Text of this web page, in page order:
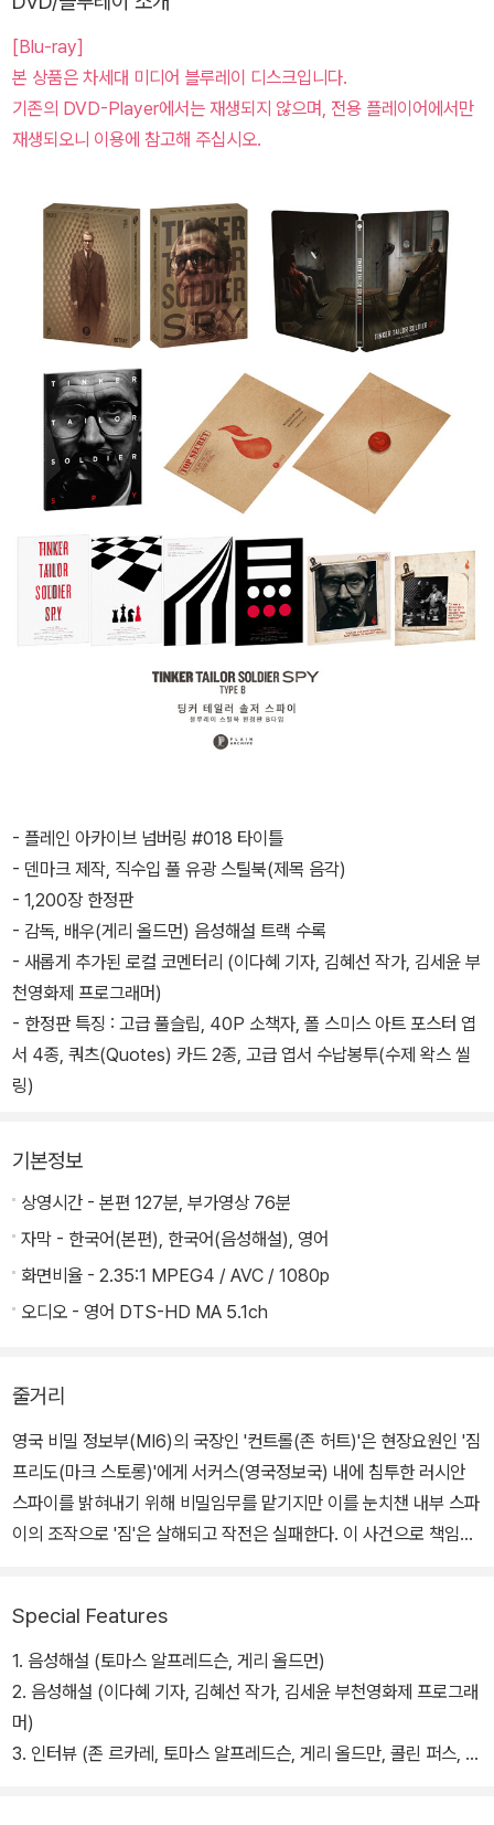
[Blu-ray]
본 상품은 차세대 미디어 블루레이 디스크입니다.
기존의 DVD-Player에서는 재생되지 않으며, 전용 플레이어에서만
재생되오니 이용에 참고해 주십시오.
- 플레인 아카이브 넘버링 #018 타이틀
- 덴마크 제작, 직수입 풀 유광 스틸북(제목 음각)
- 1,200장 한정판
- 감독, 배우(게리 올드먼) 음성해설 트랙 수록
- 새롭게 추가된 로컬 코멘터리 (이다혜 기자, 김혜선 작가, 김세윤 부
천영화제 프로그래머)
- 한정판 특징 : 고급 풀슬립, 40P 소책자, 폴 스미스 아트 포스터 엽
서 4종, 쿼츠(Quotes) 카드 2종, 고급 엽서 수납봉투(수제 왁스 씰
링)
기본정보
상영시간 - 본편 127분, 부가영상 76분
자막 - 한국어(본편), 한국어(음성해설), 영어
화면비율 - 2.35:1 MPEG4 / AVC / 1080p
오디오 - 영어 DTS-HD MA 5.1ch
줄거리
영국 비밀 정보부(MI6)의 국장인 '컨트롤(존 허트)'은 현장요원인 '짐
프리도(마크 스토롱)'에게 서커스(영국정보국) 내에 침투한 러시안
스파이를 밝혀내기 위해 비밀임무를 맡기지만 이를 눈치챈 내부 스파
이의 조작으로 '짐'은 살해되고 작전은 실패한다. 이 사건으로 책임을
요청을 받는다.
영국 정보국 내에 아주 오래전부터 침투된 고위간부급 두더지(스파
이)가 있다는 사실이 밝혀지고 '스마일리'는 내부에 침투한 스파이를
밝혀내기 위해 '빌 헤이든(콜린 퍼스)', '로이 블랜드(시아란 힌즈)',
'퍼시 엘레라인(토비 존스)', '토비 에스터헤이즈(다비드 덴칙)'의 뒷
Special Features
1. 음성해설 (토마스 알프레드슨, 게리 올드먼)
2. 음성해설 (이다혜 기자, 김혜선 작가, 김세윤 부천영화제 프로그래
머)
3. 인터뷰 (존 르카레, 토마스 알프레드슨, 게리 올드만, 콜린 퍼스, 톰